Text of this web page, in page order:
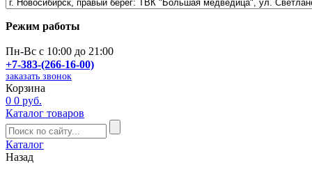
Режим работы
Пн-Вс с 10:00 до 21:00
+7-383-(266-16-00)
заказать звонок
Корзина
0 0 руб.
Каталог товаров
Каталог
Назад